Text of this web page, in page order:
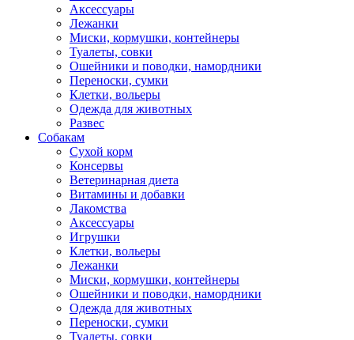
Аксессуары
Лежанки
Миски, кормушки, контейнеры
Туалеты, совки
Ошейники и поводки, намордники
Переноски, сумки
Клетки, вольеры
Одежда для животных
Развес
Собакам
Сухой корм
Консервы
Ветеринарная диета
Витамины и добавки
Лакомства
Аксессуары
Игрушки
Клетки, вольеры
Лежанки
Миски, кормушки, контейнеры
Ошейники и поводки, намордники
Одежда для животных
Переноски, сумки
Туалеты, совки